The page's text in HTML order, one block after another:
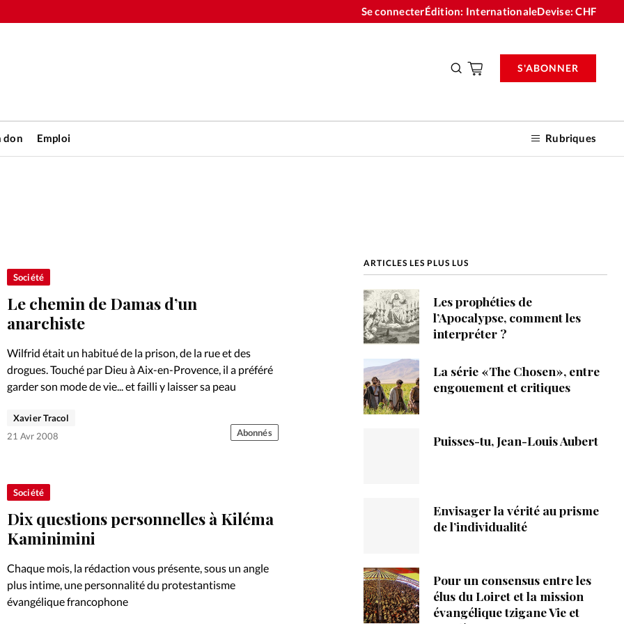
Se connecterÉdition: InternationaleDevise:CHF
don Emploi Rubriques
S'ABONNER
Foi
Opinions
À propos
Mon compte
Société
Le chemin de Damas d’un
anarchiste
Wilfrid était un habitué de la prison, de la rue et des
drogues. Touché par Dieu à Aix-en-Provence, il a préféré
garder son mode de vie... et failli y laisser sa peau
Xavier Tracol
21 Avr 2008
Abonnés
Société
Dix questions personnelles à Kiléma
Kaminimini
Chaque mois, la rédaction vous présente, sous un angle
plus intime, une personnalité du protestantisme
évangélique francophone
ARTICLES LES PLUS LUS
Les prophéties de
l’Apocalypse, comment les
interpréter ?
La série «The Chosen», entre
engouement et critiques
Puisses-tu, Jean-Louis Aubert
Envisager la vérité au prisme
de l’individualité
Pour un consensus entre les
élus du Loiret et la mission
évangélique tzigane Vie et